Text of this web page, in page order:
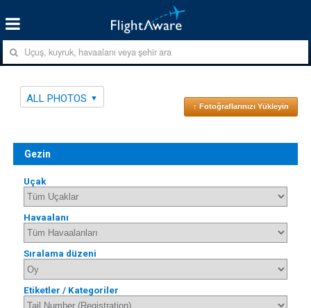
ALL PHOTOS
↑ Fotoğraflarınızı Yükleyin
Gezin
Uçak
Havaalanı
Sıralama düzeni
Etiketler / Kategoriler